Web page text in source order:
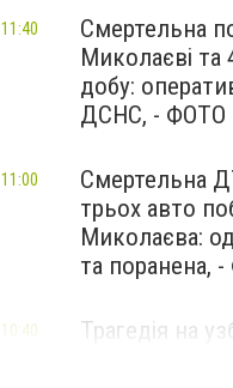
Смертельна
Миколаєві та
добу:
ДСНС, - ФОТО
11:40
Смертельна
трьох авто
Миколаєва:
та поранена,
11:00
Трагедія на
10:40